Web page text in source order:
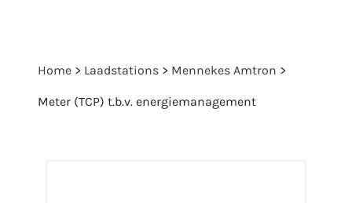
Home > Laadstations > Mennekes Amtron >
Meter (TCP) t.b.v. energiemanagement